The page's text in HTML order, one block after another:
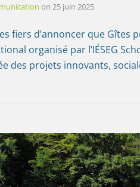
on 25 juin 2025
fiers d’annoncer que Gîtes
organisé par l’IÉSEG
des projets innovants,